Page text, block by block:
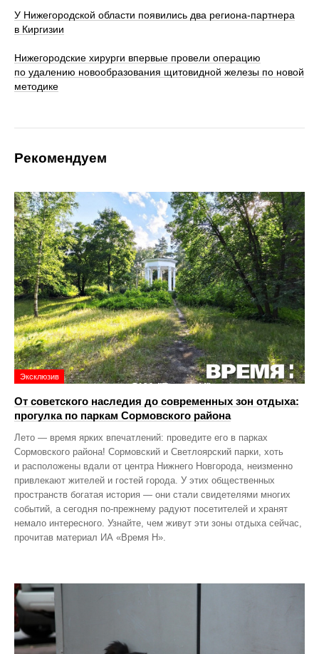
У Нижегородской области появились два региона-партнера
в Киргизии
Нижегородские хирурги впервые провели операцию
по удалению новообразования щитовидной железы по новой
методике
Рекомендуем
Эксклюзив
От советского наследия до современных зон отдыха:
прогулка по паркам Сормовского района
Лето — время ярких впечатлений: проведите его в парках
Сормовского района! Сормовский и Светлоярский парки, хоть
и расположены вдали от центра Нижнего Новгорода, неизменно
привлекают жителей и гостей города. У этих общественных
пространств богатая история — они стали свидетелями многих
событий, а сегодня по‑прежнему радуют посетителей и хранят
немало интересного. Узнайте, чем живут эти зоны отдыха сейчас,
прочитав материал ИА «Время Н».